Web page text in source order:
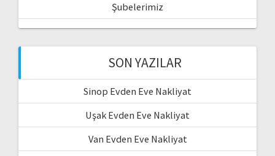
Şubelerimiz
SON YAZILAR
Sinop Evden Eve Nakliyat
Uşak Evden Eve Nakliyat
Van Evden Eve Nakliyat